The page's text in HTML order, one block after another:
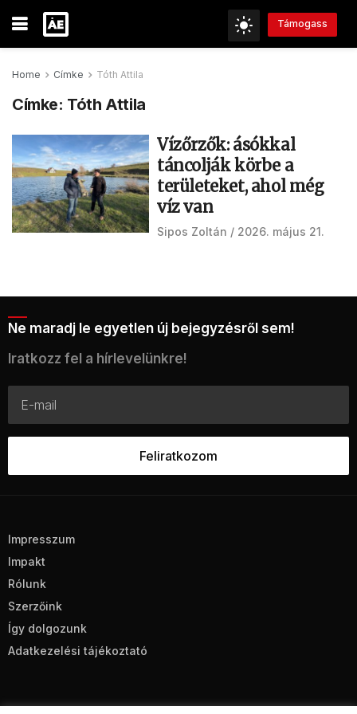
Támogass
Home Címke Tóth Attila
Címke: Tóth Attila
Vízőrzők: ásókkal
táncolják körbe a
területeket, ahol még
víz van
Sipos Zoltán 2026. május 21.
Ne maradj le egyetlen új bejegyzésről sem!
Iratkozz fel a hírlevelünkre!
Impresszum
Impakt
Rólunk
Szerzőink
Így dolgozunk
Adatkezelési tájékoztató